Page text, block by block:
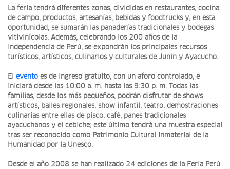
La feria tendrá diferentes zonas, divididas en restaurantes, cocina
de campo, productos, artesanías, bebidas y foodtrucks y, en esta
oportunidad, se sumarán las panaderías tradicionales y bodegas
vitivinícolas. Además, celebrando los 200 años de la
Independencia de Perú, se expondrán los principales recursos
turísticos, artísticos, culinarios y culturales de Junín y Ayacucho.
El evento es de ingreso gratuito, con un aforo controlado, e
iniciará desde las 10:00 a. m. hasta las 9:30 p. m. Todas las
familias, desde los más pequeños, podrán disfrutar de shows
artísticos, bailes regionales, show infantil, teatro, demostraciones
culinarias entre ellas de pisco, café, panes tradicionales
ayacuchanos y el cebiche; este último tendrá una muestra especial
tras ser reconocido como Patrimonio Cultural Inmaterial de la
Humanidad por la Unesco.
Desde el año 2008 se han realizado 24 ediciones de la Feria Perú